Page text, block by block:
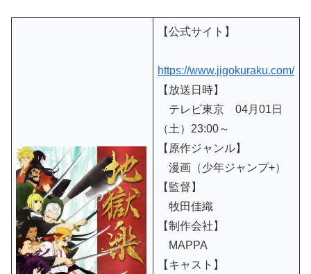
【公式サイト】
https://www.jigokuraku.com/
【放送日時】
テレビ東京 04月01日
（土）23:00～
【原作ジャンル】
漫画（少年ジャンプ+）
【監督】
牧田佳織
【制作会社】
MAPPA
【キャスト】